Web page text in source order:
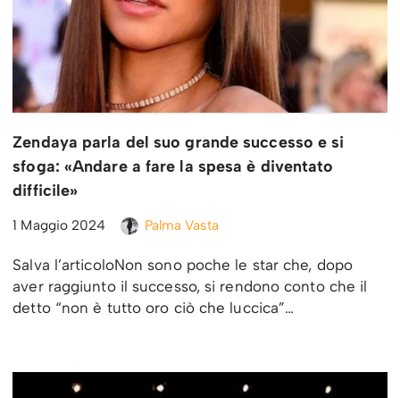
Zendaya parla del suo grande successo e si
sfoga: «Andare a fare la spesa è diventato
difficile»
1 Maggio 2024 Palma Vasta
Salva l’articoloNon sono poche le star che, dopo
aver raggiunto il successo, si rendono conto che il
detto “non è tutto oro ciò che luccica”…